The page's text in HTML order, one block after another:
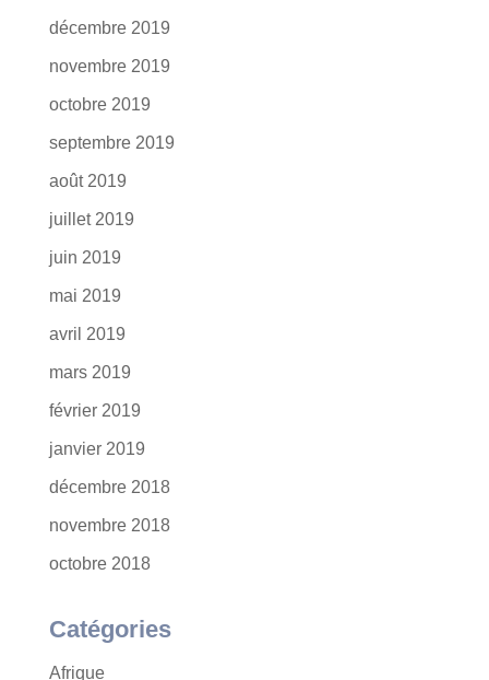
décembre 2019
novembre 2019
octobre 2019
septembre 2019
août 2019
juillet 2019
juin 2019
mai 2019
avril 2019
mars 2019
février 2019
janvier 2019
décembre 2018
novembre 2018
octobre 2018
Catégories
Afrique